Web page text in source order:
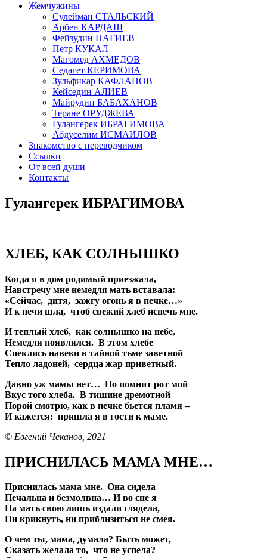
Жемчужины
Сулейман СТАЛЬСКИЙ
Арбен КАРДАШ
Фейзудин НАГИЕВ
Петр КУКАЛ
Магомед АХМЕДОВ
Седагет КЕРИМОВА
Зульфикар КАФЛАНОВ
Кейседин АЛИЕВ
Майрудин БАБАХАНОВ
Теране ОРУДЖЕВА
Гулангерек ИБРАГИМОВА
Абдуселим ИСМАИЛОВ
Знакомство с переводчиком
Ссылки
От всей души
Контакты
Гулангерек ИБРАГИМОВА
ХЛЕБ, КАК СОЛНЫШКО
Когда я в дом родимый приезжала,
Навстречу мне немедля мать вставала:
«Сейчас, дитя, зажгу огонь я в печке…»
И к печи шла, чтоб свежий хлеб испечь мне.
И теплый хлеб, как солнышко на небе,
Немедля появлялся. В этом хлебе
Спеклись навеки в тайной тьме заветной
Тепло ладоней, сердца жар приветный.
Давно уж мамы нет… Но помнит рот мой
Вкус того хлеба. В тишине дремотной
Порой смотрю, как в печке бьется пламя –
И кажется: пришла я в гости к маме.
© Евгений Чеканов, 2021
ПРИСНИЛАСЬ МАМА МНЕ…
Приснилась мама мне. Она сидела
Печальна и безмолвна… И во сне я
На мать свою лишь издали глядела,
Ни крикнуть, ни приблизиться не смея.
О чем ты, мама, думала? Быть может,
Сказать желала то, что не успела?